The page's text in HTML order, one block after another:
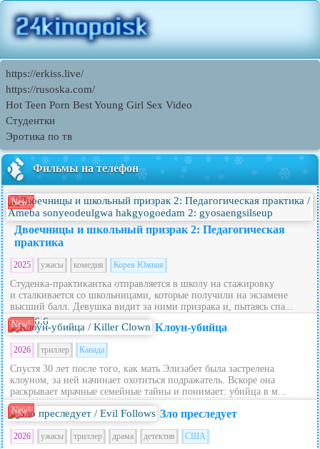
https://erkiss.live/
https://rusoska.com/
Hot Teen Porn Best Young Girl Sex Video
Студентки
Эротика по тв
Фильмы на телефон
New!
Двоечницы и школьный призрак 2: Педагогическая
практика
2025 ужасы комедия Корея Южная
Студенка-практикантка отправляется в школу на стажировку
и сталкивается со школьницами, которые получили на экзамене
высший балл. Девушка видит за ними призрака и, пытаясь спа...
New! 6.6 Клоун-убийца
2026 триллер Канада
Спустя 30 лет после того, как мать Элизабет была застрелена
клоуном, за ней начинает охотиться подражатель. Вскоре она
раскрывает мрачные семейные тайны и понимает: убийца в м...
New! Зло преследует
2026 ужасы триллер драма детектив США